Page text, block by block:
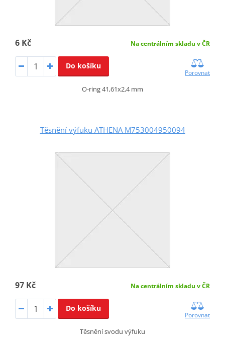
6 Kč Na centrálním skladu v ČR
Do košíku
Porovnat
O-ring 41,61x2,4 mm
Těsnění výfuku ATHENA M753004950094
97 Kč Na centrálním skladu v ČR
Do košíku
Porovnat
Těsnění svodu výfuku